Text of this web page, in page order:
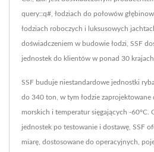
query::q#, łodziach do połowów
łodziach roboczych i luksusowych
doświadczeniem w budowie łodzi, SSF
jednostek do klientów w ponad 30 krajach.
SSF buduje niestandardowe jednostki
do 340 ton, w tym łodzie zaprojektowane
morskich i temperatur sięgających -
jednostek po testowanie i dostawę, SSF
miarę, dostosowane do operacyjnych,